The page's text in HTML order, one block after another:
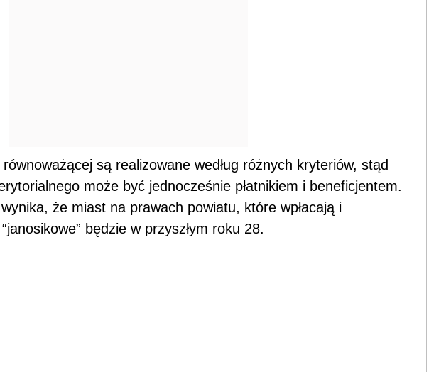
równoważącej są realizowane według różnych kryteriów, stąd
może być jednocześnie płatnikiem i beneficjentem.
że miast na prawach powiatu, które wpłacają i
będzie w przyszłym roku 28.